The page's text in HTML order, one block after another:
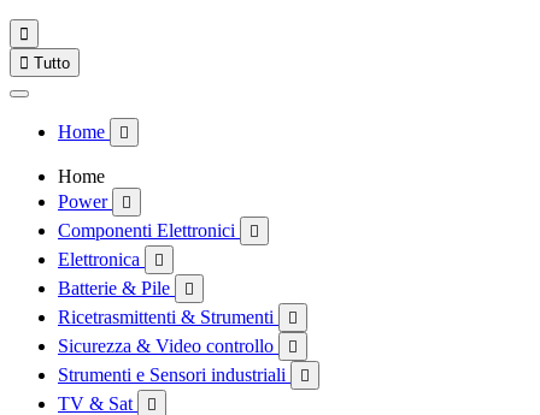

 Tutto
Home 
Home
Power

Componenti Elettronici 
Elettronica 
Batterie & Pile 
Ricetrasmittenti & Strumenti 
Sicurezza & Video controllo 
Strumenti e Sensori industriali 
TV & Sat 